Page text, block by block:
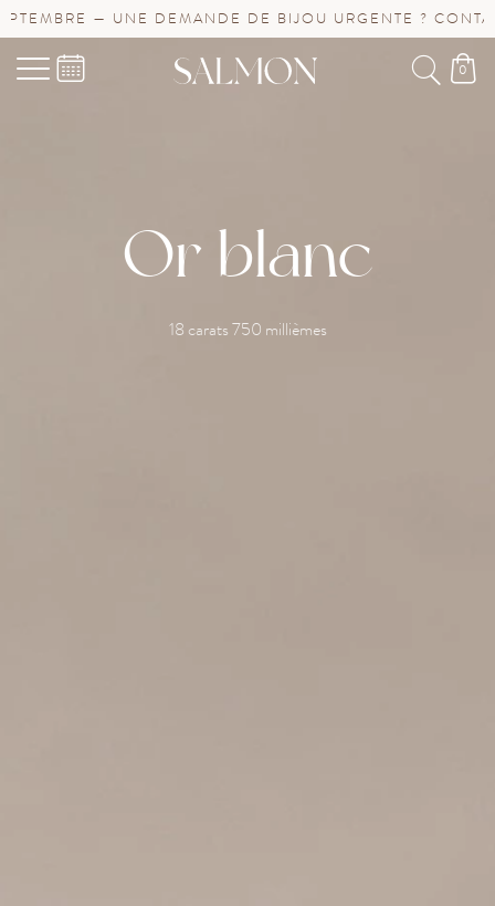
— UNE DEMANDE DE BIJOU URGENTE ?
0
Or blanc
18 carats 750 millièmes